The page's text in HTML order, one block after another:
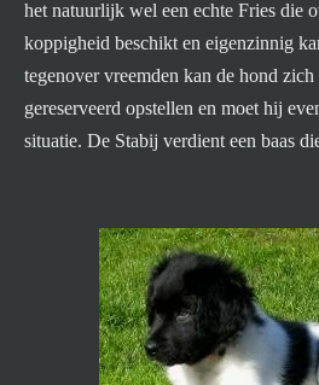
het natuurlijk wel een echte Fries die
koppigheid beschikt en eigenzinnig
tegenover vreemden kan de hond
gereserveerd opstellen en moet hij
situatie. De Stabij verdient een baas